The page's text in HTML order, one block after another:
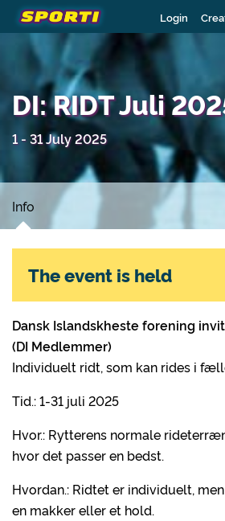
Login
DI: RIDT Juli
1 - 31 July 2025
Info
Dansk Islandskheste forening
(DI Medlemmer)
Individuelt ridt, som kan rides i
Tid.: 1-31 juli 2025
Hvor.: Rytterens normale
hvor det passer en bedst.
Hvordan.: Ridtet er individuelt,
en makker eller et hold.
The event is held